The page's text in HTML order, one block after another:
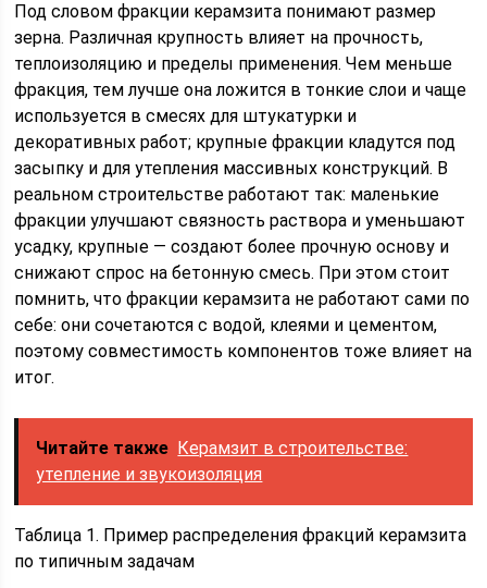
Под словом фракции керамзита понимают размер
зерна. Различная крупность влияет на прочность,
теплоизоляцию и пределы применения. Чем меньше
фракция, тем лучше она ложится в тонкие слои и чаще
используется в смесях для штукатурки и
декоративных работ; крупные фракции кладутся под
засыпку и для утепления массивных конструкций. В
реальном строительстве работают так: маленькие
фракции улучшают связность раствора и уменьшают
усадку, крупные — создают более прочную основу и
снижают спрос на бетонную смесь. При этом стоит
помнить, что фракции керамзита не работают сами по
себе: они сочетаются с водой, клеями и цементом,
поэтому совместимость компонентов тоже влияет на
итог.
Читайте также Керамзит в строительстве:
утепление и звукоизоляция
Таблица 1. Пример распределения фракций керамзита
по типичным задачам